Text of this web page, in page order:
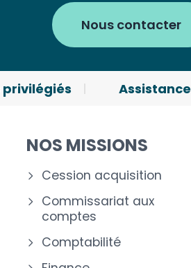
Nous contacter
privilégiés Assistance
NOS MISSIONS
Cession acquisition
Commissariat aux
comptes
Comptabilité